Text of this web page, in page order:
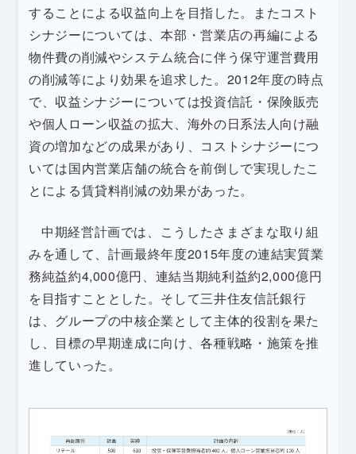
することによる収益向上を目指した。またコスト
シナジーについては、本部・営業店の再編による
物件費の削減やシステム統合に伴う保守運営費用
の削減等により効果を追求した。2012年度の時点
で、収益シナジーについては投資信託・保険販売
や個人ローン収益の拡大、海外の日系法人向け融
資の増加などの成果があり、コストシナジーにつ
いては国内営業店舗の統合を前倒しで実現したこ
とによる賃貸料削減の効果があった。
中期経営計画では、こうしたさまざまな取り組
みを通して、計画最終年度2015年度の連結実質業
務純益約4,000億円、連結当期純利益約2,000億円
を目指すこととした。そして三井住友信託銀行
は、グループの中核企業として主体的役割を果た
し、目標の早期達成に向け、各種戦略・施策を推
進していった。